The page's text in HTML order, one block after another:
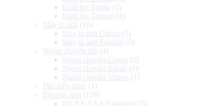
Kính lọc Sigma (1)
Kính lọc Tamron
(1)
Máy in ảnh
(10)
Máy in ảnh Canon
(5)
Máy in ảnh Fujifilm (5)
Ngàm chuyển đổi (4)
Ngàm chuyển Canon
(2)
Ngàm chuyển Nikon
(1)
Ngàm chuyển Viltrox (1)
Phụ kiện khác (1)
Pin máy ảnh
(119)
Pin AA AAA Panasonic (5)